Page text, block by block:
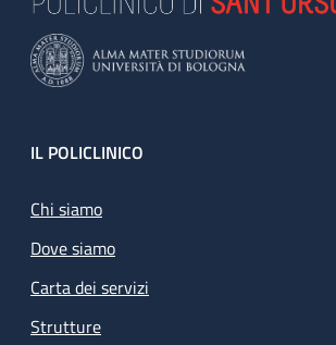
Footer
IL POLICLINICO
Chi siamo
Dove siamo
Carta dei servizi
Strutture